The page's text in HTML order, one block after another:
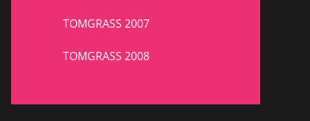
TOMGRASS 2007
TOMGRASS 2008